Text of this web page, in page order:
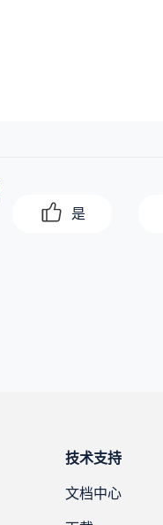
是
技术支持
文档中心